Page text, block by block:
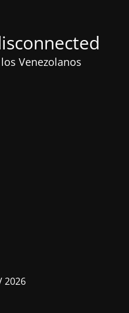
Venezolanos
2026